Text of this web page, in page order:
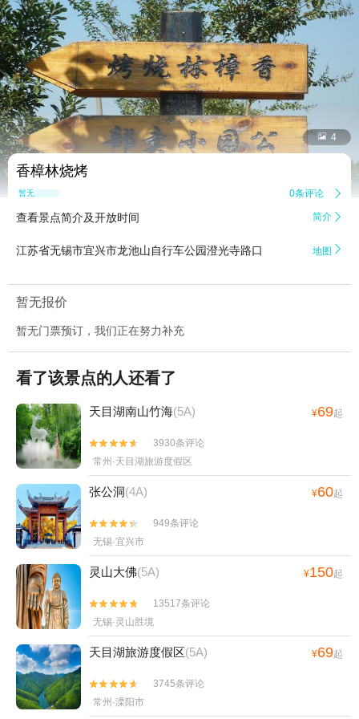
 4
香樟林烧烤
暂无点评 0条评论 
查看景点简介及开放时间 简介 
江苏省无锡市宜兴市龙池山自行车公园澄光寺路口 地图 
暂无报价
暂无门票预订，我们正在努力补充
看了该景点的人还看了
天目湖南山竹海(5A) ¥69起


3930条评论
常州·天目湖旅游度假区
张公洞(4A) ¥60起


949条评论
无锡·宜兴市
灵山大佛(5A) ¥150起


13517条评论
无锡·灵山胜境
天目湖旅游度假区(5A) ¥69起


3745条评论
常州·溧阳市
